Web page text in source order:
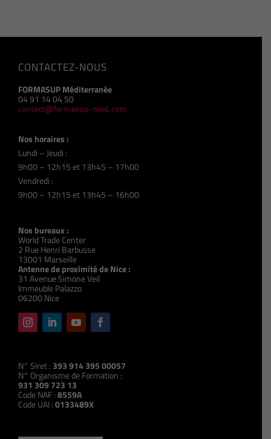
CONTACTEZ-NOUS
FORMASUP Méditerranée
04 91 14 04 50
contact@formasup-med.com
Nos horaires :
Lundi – Jeudi :
9h00 – 12h15 et 13h45 – 17h00
Vendredi :
9h00 – 12h15 et 13h45 – 16h00
Nos bureaux :
World Trade Center
2 Rue Henri Barbusse
13001 Marseille
Antenne de proximité de Nice :
31 Avenue Simone Veil
Immeuble Palazzo
06200 Nice
N° Siret : 393 914 395 00057
N° Organisme de Formation :
931 309 723 13
Code NAF :8559A
Code UAI :0133489X